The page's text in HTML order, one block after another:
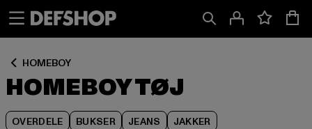
HOMEBOY
HOMEBOY TØJ
OVERDELE BUKSER JEANS JAKKER